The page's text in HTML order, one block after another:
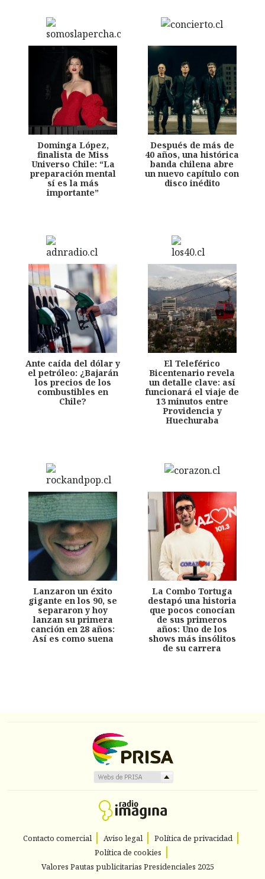
Dominga López,
finalista de Miss
Universo Chile: “La
preparación mental
sí es la más
importante”
Después de más de
40 años, una histórica
banda chilena abre
un nuevo capítulo con
disco inédito
Ante caída del dólar y
el petróleo: ¿Bajarán
los precios de los
combustibles en
Chile?
El Teleférico
Bicentenario revela
un detalle clave: así
funcionará el viaje de
13 minutos entre
Providencia y
Huechuraba
Lanzaron un éxito
gigante en los 90, se
separaron y hoy
lanzan su primera
canción en 28 años:
Así es como suena
La Combo Tortuga
destapó una historia
que pocos conocían
de sus primeros
años: Uno de los
shows más insólitos
de su carrera
Contacto comercial Aviso legal
Política de privacidad
Política de cookies
Valores Pautas publicitarias Presidenciales 2025